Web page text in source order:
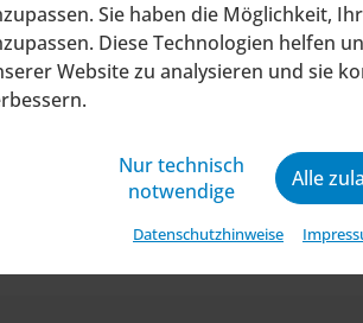
Sie haben die Möglichkeit,
Diese Technologien helfen
Website zu analysieren und sie
Nur technisch
notwendige
Alle
Datenschutzhinweise
Bild: Mit einem
der Kassensoftware.
Landschaft integrieren lassen
nur der Ort des Bezahlens,
im Handel.